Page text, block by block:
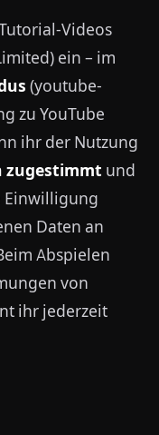
Videos
ein – im
(youtube-
zu YouTube
ihr der Nutzung
zugestimmt und
Einwilligung
Daten an
Abspielen
von
ihr jederzeit